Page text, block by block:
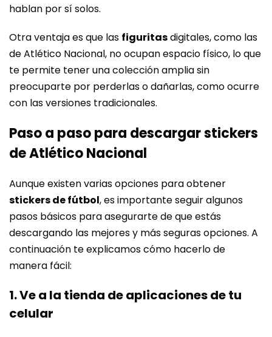
hablan por sí solos.
Otra ventaja es que las figuritasdigitales, como las
de Atlético Nacional, no ocupan espacio físico, lo que
te permite tener una colección amplia sin
preocuparte por perderlas o dañarlas, como ocurre
con las versiones tradicionales.
Paso a paso para descargar stickers
de Atlético Nacional
Aunque existen varias opciones para obtener
stickers de fútbol, es importante seguir algunos
pasos básicos para asegurarte de que estás
descargando las mejores y más seguras opciones. A
continuación te explicamos cómo hacerlo de
manera fácil:
1. Ve a la tienda de aplicaciones de tu
celular